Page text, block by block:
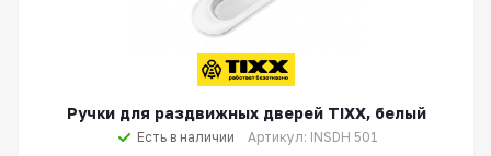
Ручки для раздвижных дверей TIXX, белый
Есть в наличии Артикул: INSDH 501